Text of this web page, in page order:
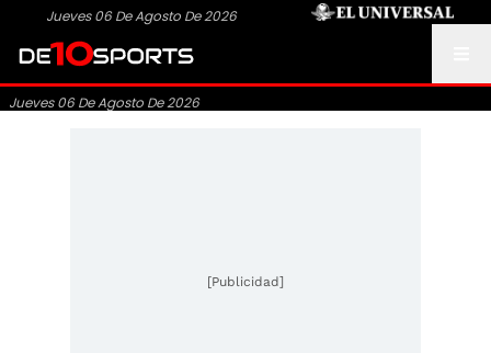
Jueves 06 De Agosto De 2026
Jueves 06 De Agosto De 2026
[Publicidad]